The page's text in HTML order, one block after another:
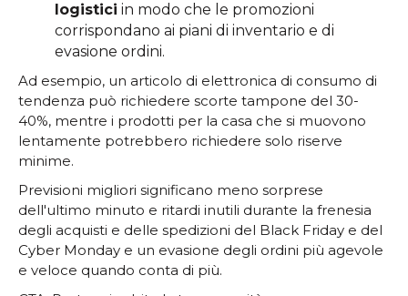
logistici in modo che le promozioni
corrispondano ai piani di inventario e di
evasione ordini.
Ad esempio, un articolo di elettronica di consumo di
tendenza può richiedere scorte tampone del 30-
40%, mentre i prodotti per la casa che si muovono
lentamente potrebbero richiedere solo riserve
minime.
Previsioni migliori significano meno sorprese
dell'ultimo minuto e ritardi inutili durante la frenesia
degli acquisti e delle spedizioni del Black Friday e del
Cyber Monday e un evasione degli ordini più agevole
e veloce quando conta di più.